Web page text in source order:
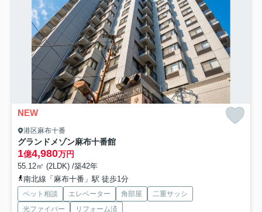
NEW
港区麻布十番
グランドメゾン麻布十番館
1億4,980万円
55.12㎡ (2LDK) /築42年
南北線「麻布十番」駅 徒歩1分
ペット相談 エレベーター 角部屋
二重サッシ
光ファイバー
リフォーム済